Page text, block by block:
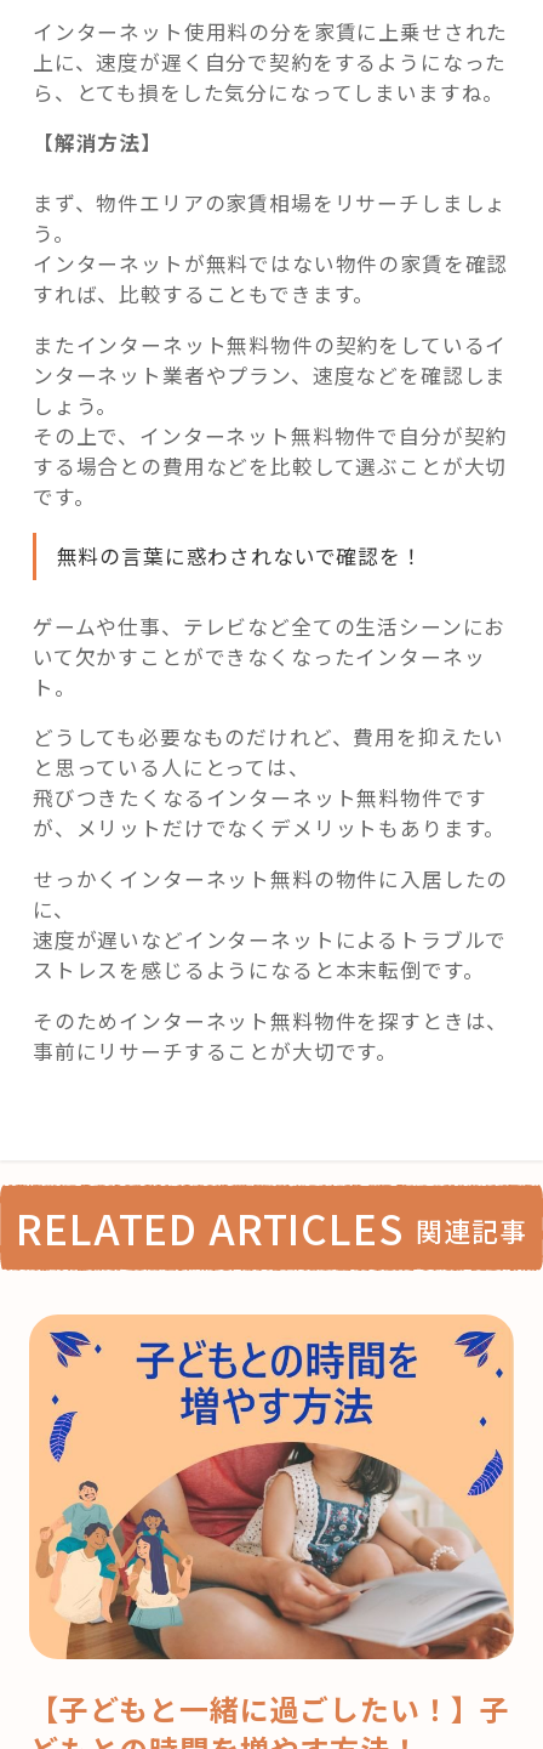
インターネット使用料の分を家賃に上乗せされた
上に、速度が遅く自分で契約をするようになった
ら、とても損をした気分になってしまいますね。
【解消方法】
まず、物件エリアの家賃相場をリサーチしましょ
う。
インターネットが無料ではない物件の家賃を確認
すれば、比較することもできます。
またインターネット無料物件の契約をしているイ
ンターネット業者やプラン、速度などを確認しま
しょう。
その上で、インターネット無料物件で自分が契約
する場合との費用などを比較して選ぶことが大切
です。
無料の言葉に惑わされないで確認を！
ゲームや仕事、テレビなど全ての生活シーンにお
いて欠かすことができなくなったインターネッ
ト。
どうしても必要なものだけれど、費用を抑えたい
と思っている人にとっては、
飛びつきたくなるインターネット無料物件です
が、メリットだけでなくデメリットもあります。
せっかくインターネット無料の物件に入居したの
に、
速度が遅いなどインターネットによるトラブルで
ストレスを感じるようになると本末転倒です。
そのためインターネット無料物件を探すときは、
事前にリサーチすることが大切です。
RELATED ARTICLES 関連記事
【子どもと一緒に過ごしたい！】子